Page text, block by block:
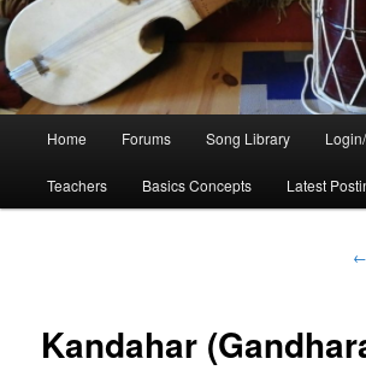
Home Forums Song Library
Teachers Basics Concepts Latest
←